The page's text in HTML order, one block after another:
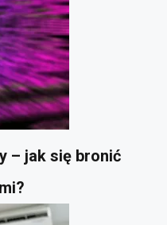
– jak się bronić